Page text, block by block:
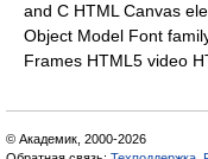
and C HTML Canvas
Object Model Font
Frames HTML5 video
© Академик, 2000-2026